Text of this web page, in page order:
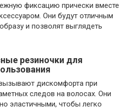
фиксацию прически вместе
Они будут отличным
и позволят выглядеть
резиночки для
дискомфорта при
следов на волосах. Они
эластичными, чтобы легко